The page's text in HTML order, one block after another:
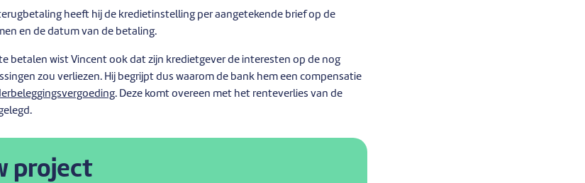
heeft hij de kredietinstelling per aangetekende brief op de
en de datum van de betaling.
betalen wist Vincent ook dat zijn kredietgever de interesten op de nog
zou verliezen. Hij begrijpt dus waarom de bank hem een compensatie
. Deze komt overeen met het renteverlies van de
project